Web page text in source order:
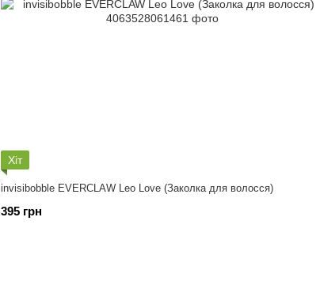
Хіт
invisibobble EVERCLAW Leo Love (Заколка для волосся)
395 грн